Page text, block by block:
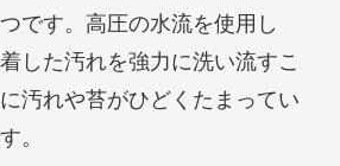
です。高圧の水流を使用し
した汚れを強力に洗い流すこ
汚れや苔がひどくたまってい
。